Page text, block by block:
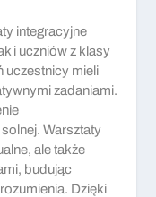
integracyjne
i uczniów z klasy
uczestnicy mieli
zadaniami.
Warsztaty
ale także
budując
Dzięki